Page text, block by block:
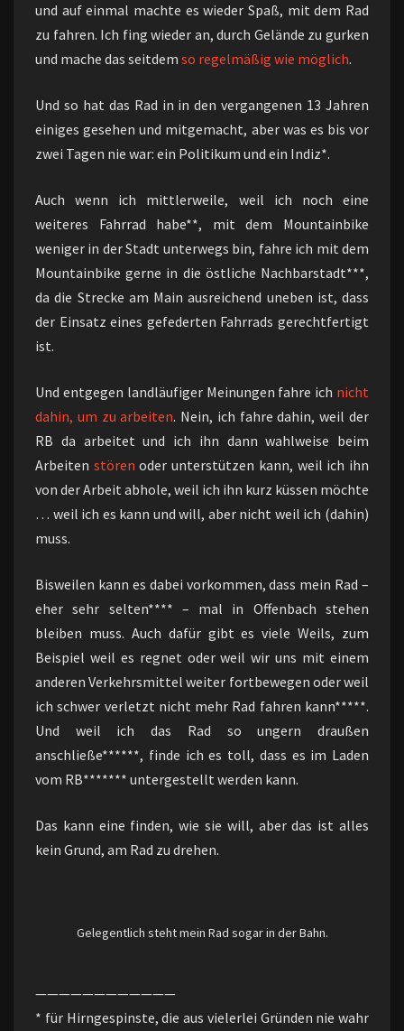
und auf einmal machte es wieder Spaß, mit dem Rad
zu fahren. Ich fing wieder an, durch Gelände zu gurken
und mache das seitdem so regelmäßig wie möglich.
Und so hat das Rad in in den vergangenen 13 Jahren
einiges gesehen und mitgemacht, aber was es bis vor
zwei Tagen nie war: ein Politikum und ein Indiz*.
Auch wenn ich mittlerweile, weil ich noch eine
weiteres Fahrrad habe**, mit dem Mountainbike
weniger in der Stadt unterwegs bin, fahre ich mit dem
Mountainbike gerne in die östliche Nachbarstadt***,
da die Strecke am Main ausreichend uneben ist, dass
der Einsatz eines gefederten Fahrrads gerechtfertigt
ist.
Und entgegen landläufiger Meinungen fahre ich nicht
dahin, um zu arbeiten. Nein, ich fahre dahin, weil der
RB da arbeitet und ich ihn dann wahlweise beim
Arbeiten stören oder unterstützen kann, weil ich ihn
von der Arbeit abhole, weil ich ihn kurz küssen möchte
… weil ich es kann und will, aber nicht weil ich (dahin)
muss.
Bisweilen kann es dabei vorkommen, dass mein Rad –
eher sehr selten**** – mal in Offenbach stehen
bleiben muss. Auch dafür gibt es viele Weils, zum
Beispiel weil es regnet oder weil wir uns mit einem
anderen Verkehrsmittel weiter fortbewegen oder weil
ich schwer verletzt nicht mehr Rad fahren kann*****.
Und weil ich das Rad so ungern draußen
anschließe******, finde ich es toll, dass es im Laden
vom RB******* untergestellt werden kann.
Das kann eine finden, wie sie will, aber das ist alles
kein Grund, am Rad zu drehen.
Gelegentlich steht mein Rad sogar in der Bahn.
————————————
* für Hirngespinste, die aus vielerlei Gründen nie wahr